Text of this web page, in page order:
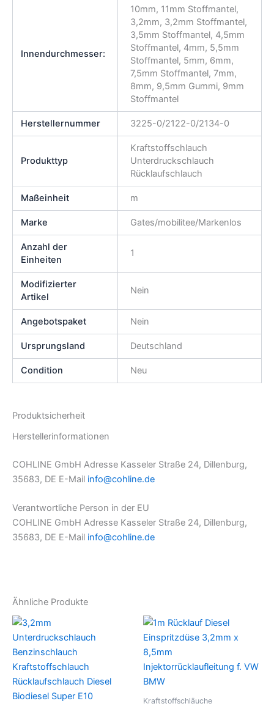
Innendurchmesser:
10mm, 11mm Stoffmantel,
3,2mm, 3,2mm Stoffmantel,
3,5mm Stoffmantel, 4,5mm
Stoffmantel, 4mm, 5,5mm
Stoffmantel, 5mm, 6mm,
7,5mm Stoffmantel, 7mm,
8mm, 9,5mm Gummi, 9mm
Stoffmantel
Herstellernummer 3225-0/2122-0/2134-0
Produkttyp
Kraftstoffschlauch
Unterdruckschlauch
Rücklaufschlauch
Maßeinheit m
Marke Gates/mobilitee/Markenlos
Anzahl der
Einheiten
1
Modifizierter
Artikel
Nein
Angebotspaket Nein
Ursprungsland Deutschland
Condition Neu
Produktsicherheit
Herstellerinformationen
COHLINE GmbH Adresse Kasseler Straße 24, Dillenburg,
35683, DE E-Mail info@cohline.de
Verantwortliche Person in der EU
COHLINE GmbH Adresse Kasseler Straße 24, Dillenburg,
35683, DE E-Mail info@cohline.de
Ähnliche Produkte
Kraftstoffschläuche